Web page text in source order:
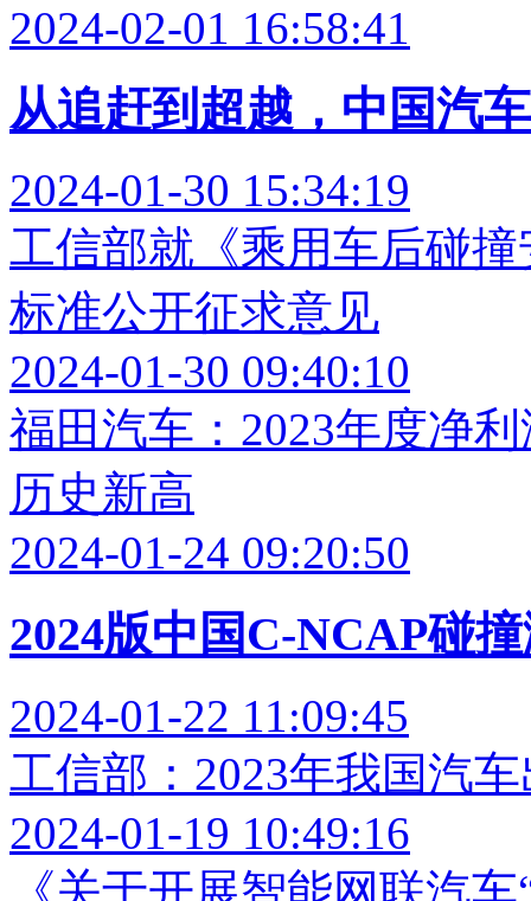
2024-02-01 16:58:41
从追赶到超越，中国汽
2024-01-30 15:34:19
工信部就《乘用车后碰
标准公开征求意见
2024-01-30 09:40:10
福田汽车：2023年度净
历史新高
2024-01-24 09:20:50
2024版中国C-NCAP碰
2024-01-22 11:09:45
工信部：2023年我国汽
2024-01-19 10:49:16
《关于开展智能网联汽